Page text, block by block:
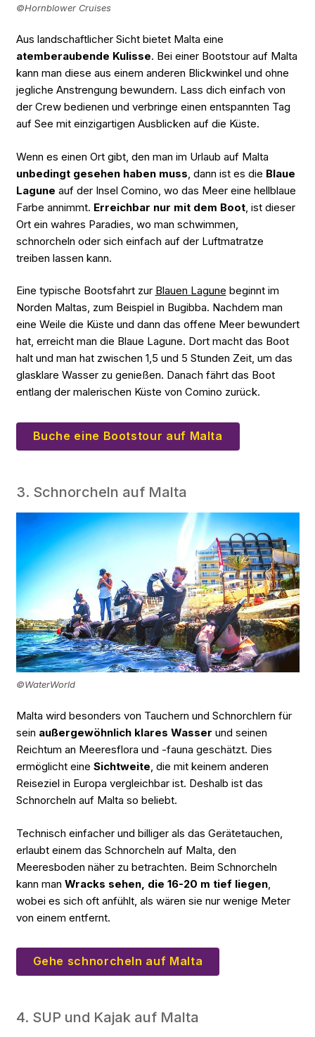
©Hornblower Cruises
Aus landschaftlicher Sicht bietet Malta eine
atemberaubende Kulisse. Bei einer Bootstour auf Malta
kann man diese aus einem anderen Blickwinkel und ohne
jegliche Anstrengung bewundern. Lass dich einfach von
der Crew bedienen und verbringe einen entspannten Tag
auf See mit einzigartigen Ausblicken auf die Küste.
Wenn es einen Ort gibt, den man im Urlaub auf Malta
unbedingt gesehen haben muss , dann ist es die Blaue
Lagune auf der Insel Comino, wo das Meer eine hellblaue
Farbe annimmt. Erreichbar nur mit dem Boot, ist dieser
Ort ein wahres Paradies, wo man schwimmen,
schnorcheln oder sich einfach auf der Luftmatratze
treiben lassen kann.
Eine typische Bootsfahrt zur Blauen Lagune beginnt im
Norden Maltas, zum Beispiel in Bugibba. Nachdem man
eine Weile die Küste und dann das offene Meer bewundert
hat, erreicht man die Blaue Lagune. Dort macht das Boot
halt und man hat zwischen 1,5 und 5 Stunden Zeit, um das
glasklare Wasser zu genießen. Danach fährt das Boot
entlang der malerischen Küste von Comino zurück.
Buche eine Bootstour auf Malta
3. Schnorcheln auf Malta
©WaterWorld
Malta wird besonders von Tauchern und Schnorchlern für
sein außergewöhnlich klares Wasser und seinen
Reichtum an Meeresflora und -fauna geschätzt. Dies
ermöglicht eine Sichtweite, die mit keinem anderen
Reiseziel in Europa vergleichbar ist. Deshalb ist das
Schnorcheln auf Malta so beliebt.
Technisch einfacher und billiger als das Gerätetauchen,
erlaubt einem das Schnorcheln auf Malta, den
Meeresboden näher zu betrachten. Beim Schnorcheln
kann man Wracks sehen, die 16-20 m tief liegen,
wobei es sich oft anfühlt, als wären sie nur wenige Meter
von einem entfernt.
Gehe schnorcheln auf Malta
4. SUP und Kajak auf Malta